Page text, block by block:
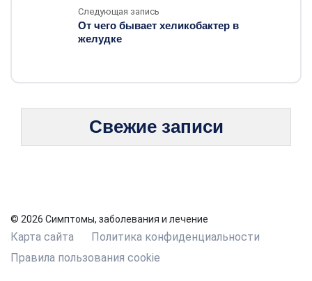
Следующая запись
От чего бывает хеликобактер в
желудке
Свежие записи
© 2026 Симптомы, заболевания и лечение
Карта сайта
Политика конфиденциальности
Правила пользования cookie